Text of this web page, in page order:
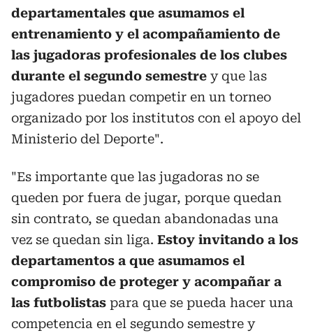
departamentales que asumamos el
entrenamiento y el acompañamiento de
las jugadoras profesionales de los clubes
durante el segundo semestre y que las
jugadores puedan competir en un torneo
organizado por los institutos con el apoyo del
Ministerio del Deporte".
"Es importante que las jugadoras no se
queden por fuera de jugar, porque quedan
sin contrato, se quedan abandonadas una
vez se quedan sin liga. Estoy invitando a los
departamentos a que asumamos el
compromiso de proteger y acompañar a
las futbolistas para que se pueda hacer una
competencia en el segundo semestre y